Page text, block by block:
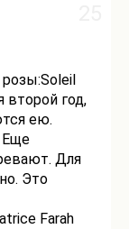
второй год,
ею.
Еще
Для
Это
Farah